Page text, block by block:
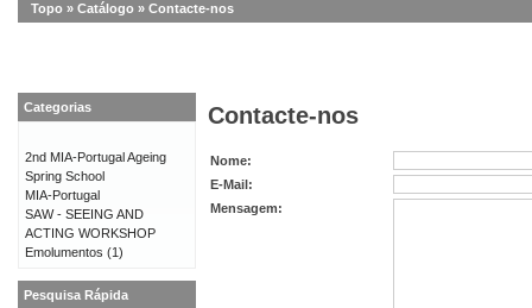
Topo » Catálogo » Contacte-nos
Contacte-nos
Nome:
E-Mail:
Mensagem:
Categorias
2nd MIA-Portugal Ageing
Spring School
MIA-Portugal
SAW - SEEING AND
ACTING WORKSHOP
Emolumentos (1)
Pesquisa Rápida